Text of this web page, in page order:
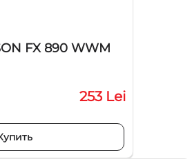
FX 890 WWM
253 Lei